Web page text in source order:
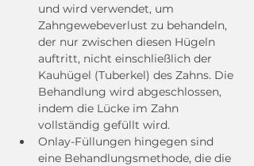
und wird verwendet, um
Zahngewebeverlust zu behandeln,
der nur zwischen diesen Hügeln
auftritt, nicht einschließlich der
Kauhügel (Tuberkel) des Zahns. Die
Behandlung wird abgeschlossen,
indem die Lücke im Zahn
vollständig gefüllt wird.
Onlay-Füllungen hingegen sind
eine Behandlungsmethode, die die